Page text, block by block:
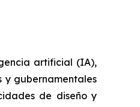
artificial (IA),
y gubernamentales
de diseño y